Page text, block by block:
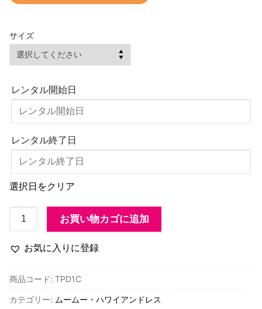
サイズ
レンタル開始日
レンタル終了日
選択日をクリア
TPD1C
ツ
ー
ム
ス・
お買い物カゴに追加
お気に入りに登録
商品コード: TPD1C
カテゴリー: ムームー・ハワイアンドレス